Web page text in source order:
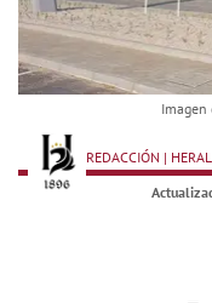
Imagen
REDACCIÓN |